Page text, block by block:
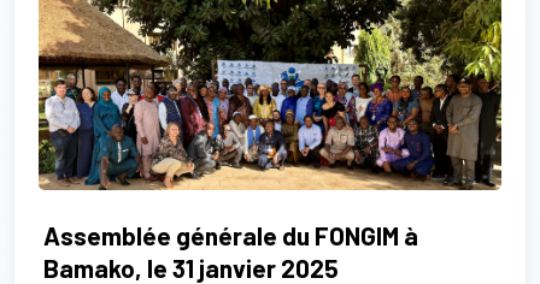
Assemblée générale du FONGIM à
Bamako, le 31 janvier 2025